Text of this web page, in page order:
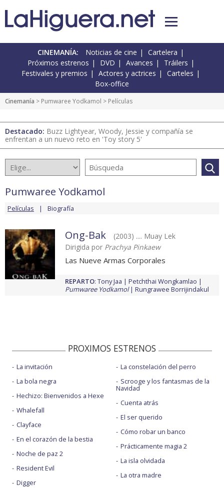
CINEMANÍA: Noticias de cine
Cartelera
Próximos estrenos
DVD Avances
Tráilers
Festivales y premios
Actores y actrices
Carteles
Box-office
Cinemanía > Pumwaree Yodkamol > Películas
Destacado: Buzz Lightyear, Woody, Jessie y compañía se
enfrentan a un nuevo reto en 'Toy story 5'
Pumwaree Yodkamol
Películas Biografía
Ong-Bak
(2003) .... Muay Lek
Dirigida por Prachya Pinkaew
Las Nueve Armas Corporales
REPARTO: Tony Jaa
Petchthai Wongkamlao
Pumwaree Yodkamol
Rungrawee Borrijindakul
PROXIMOS ESTRENOS
La invitación
La bola negra
Hechizo: Bienvenidos a Hexe
Whalefall
Clayface
En el corazón de la bestia
Noche de paz 2
Resident Evil
Digger
La constelación del perro
Scrooge y los fantasmas de la
Navidad
Cuenta atrás
El ser querido
Cómo robar un banco
Prácticamente magia 2
La isla olvidada
La otra madre